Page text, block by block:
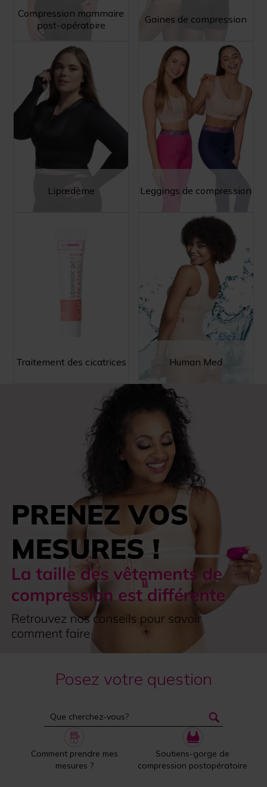
Compression mammaire
post-opératoire
Gaines de compression
Lipœdème Leggings de compression
Traitement des cicatrices Human Med
Posez votre question
Comment prendre mes
mesures ?
Soutiens-gorge de
compression postopératoire